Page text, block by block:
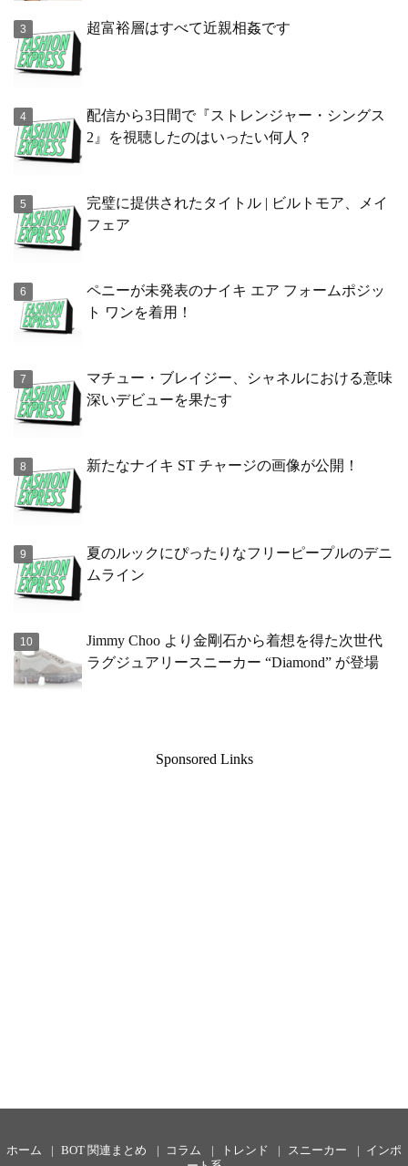
超富裕層はすべて近親相姦です
配信から3日間で『ストレンジャー・シングス
2』を視聴したのはいったい何人？
完璧に提供されたタイトル | ビルトモア、メイ
フェア
ペニーが未発表のナイキ エア フォームポジッ
ト ワンを着用！
マチュー・ブレイジー、シャネルにおける意味
深いデビューを果たす
新たなナイキ ST チャージの画像が公開！
夏のルックにぴったりなフリーピープルのデニ
ムライン
Jimmy Choo より金剛石から着想を得た次世代
ラグジュアリースニーカー “Diamond” が登場
Sponsored Links
ホーム BOT 関連まとめ コラム トレンド スニーカー
インポ